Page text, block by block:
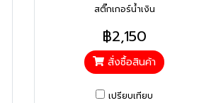
สติ๊กเกอร์น้ำเงิน
฿2,150
สั่งซื้อสินค้า
เปรียบเทียบ